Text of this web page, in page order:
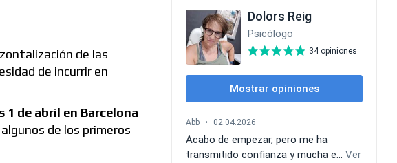
de las
de incurrir en
1 de abril en Barcelona
de los primeros